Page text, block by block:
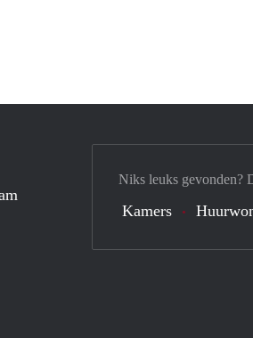
Niks leuks gevonden?
Kamers